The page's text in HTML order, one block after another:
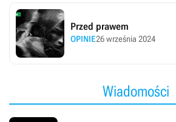
Przed prawem
OPINIE26 września 2024
Wiadomości